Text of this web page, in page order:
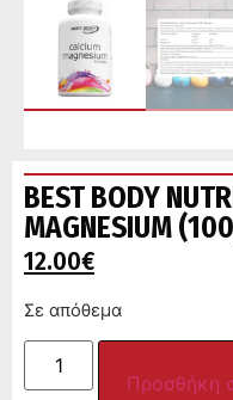
BEST BODY
MAGNESIUM
12.00€
Σε απόθεμα
Προσθήκη